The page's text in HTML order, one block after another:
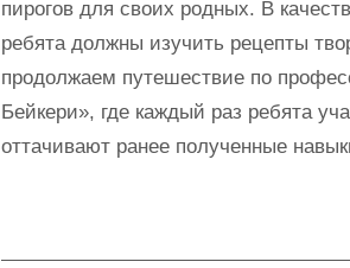
пирогов для своих родных. В
ребята должны изучить рецепты
продолжаем путешествие по
Бейкери», где каждый раз ребята
оттачивают ранее полученные